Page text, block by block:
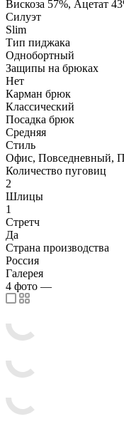
Вискоза 57%, Ацетат
Силуэт
Slim
Тип пиджака
Однобортный
Защипы на брюках
Нет
Карман брюк
Классический
Посадка брюк
Средняя
Стиль
Офис, Повседневный,
Количество пуговиц
2
Шлицы
1
Стретч
Да
Страна производства
Россия
Галерея
4 фото —